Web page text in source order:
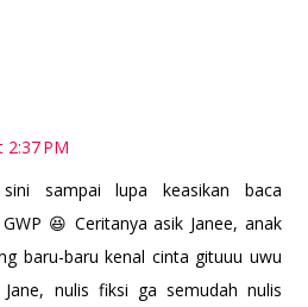
2:37 PM
sampai lupa keasikan baca
😆 Ceritanya asik Janee, anak
baru-baru kenal cinta gituuu uwu
nulis fiksi ga semudah nulis